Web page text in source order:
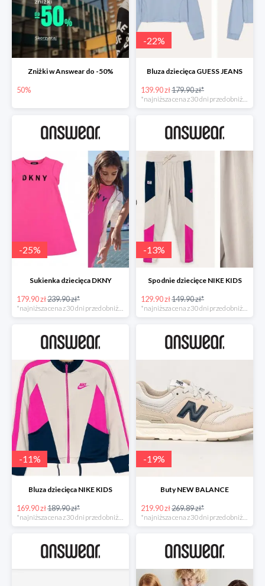
Zniżki w Answear do -50%
50%
-22%
Bluza dziecięca GUESS JEANS
139.90 zł179.90 zł*
-25%
Sukienka dziecięca DKNY
179.90 zł239.90 zł*
-13%
Spodnie dziecięce NIKE KIDS
129.90 zł149.90 zł*
-11%
Bluza dziecięca NIKE KIDS
169.90 zł189.90 zł*
*najniższa cena z 30 dni przed obniżką
-19%
Buty NEW BALANCE
219.90 zł269.89 zł*
*najniższa cena z 30 dni przed obniżką